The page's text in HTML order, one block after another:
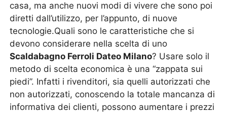
casa, ma anche nuovi modi di vivere che sono poi
diretti dall’utilizzo, per l’appunto, di nuove
tecnologie.Quali sono le caratteristiche che si
devono considerare nella scelta di uno
Scaldabagno Ferroli Dateo Milano? Usare solo il
metodo di scelta economica è una “zappata sui
piedi”. Infatti i rivenditori, sia quelli autorizzati che
non autorizzati, conoscendo la totale mancanza di
informativa dei clienti, possono aumentare i prezzi